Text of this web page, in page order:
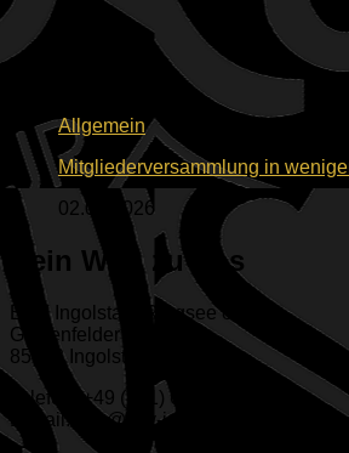
Allgemein
Mitgliederversammlung in
02.06.2026
Dein Weg zu uns
ESV Ingolstadt-Ringsee e.V.
Geisenfelder Straße 1
85053 Ingolstadt
Telefon: +49 (841) 65313
E-Mail: info@esv-ingolstadt.de